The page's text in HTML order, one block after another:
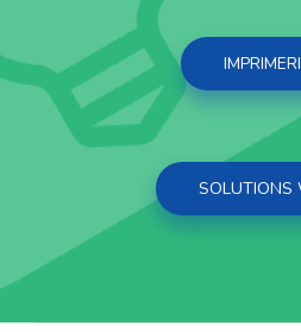
SOLUTIONS